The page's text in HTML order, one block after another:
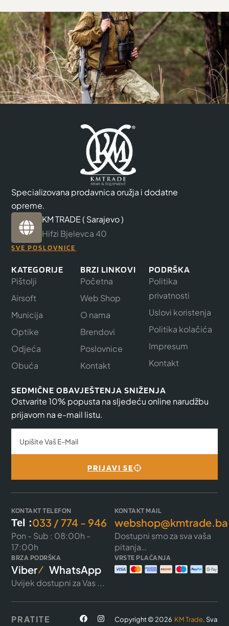
Specializovana prodavnica oružja i dodatne
opreme.
KM TRADE ( Sarajevo )
Hifzi Bjelevca 40
SVE POSLOVNICE
KATEGORIJE
Pištolji
Airsoft
Municija
Optike
Odjeća
Obuća
BRZI LINKOVI
Početna
Web Shop
O nama
Brendovi
Poslovnice
Kontakt
PODRŠKA
Politika
privatnosti
Uslovi koristenja
Politika kolačića
Impresum
Kontakt
SEDMIČNE OBAVJEŠTENJA SNIŽENJA
Ostvarite 10% popusta na sljedeću online narudžbu
prijavom na e-mail listu.
PRIJAVI SE
KONTAKT TELEFON
Tel :033 / 774 - 946
Pon - Sub : 08:00h -
17:00h
KONTAKT MAIL
webshop@kmtrade.ba
Dostupni smo za sva vaša
pitanja…
BRZA PODRŠKA
Viber WhatsApp
Uvijek dostupni za Vas ...
VRSTE PLAĆANJA
Copyright © 2026 KM Trade. Sva
PRATITE